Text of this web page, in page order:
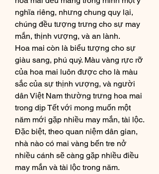
nghĩa riêng, nhưng chung quy lại,
chúng đều tượng trưng cho sự may
mắn, thịnh vượng, và an lành.
Hoa mai còn là biểu tượng cho sự
giàu sang, phú quý. Màu vàng rực rỡ
của hoa mai luôn được cho là màu
sắc của sự thịnh vượng, và người
dân Việt Nam thường trưng hoa mai
trong dịp Tết với mong muốn một
năm mới gặp nhiều may mắn, tài lộc.
Đặc biệt, theo quan niệm dân gian,
nhà nào có mai vàng bến tre nở
nhiều cánh sẽ càng gặp nhiều điều
may mắn và tài lộc trong năm.